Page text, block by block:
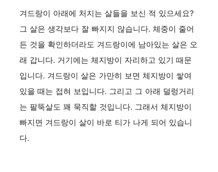
겨드랑이 아래에 처지는 살들을 보신 적 있으세요?
그 살은 생각보다 잘 빠지지 않습니다. 체중이 줄어
든 것을 확인하더라도 겨드랑이에 남아있는 살은 오
래 갑니다. 거기에는 체지방이 자리하고 있기 때문
입니다. 겨드랑이 살은 가만히 보면 체지방이 쌓여
있을 때는 접혀 보입니다. 그리고 그 아래 덜렁거리
는 팔뚝살도 꽤 묵직할 것입니다. 그래서 체지방이
빠지면 겨드랑이 살이 바로 티가 나게 되어 있습니
다.